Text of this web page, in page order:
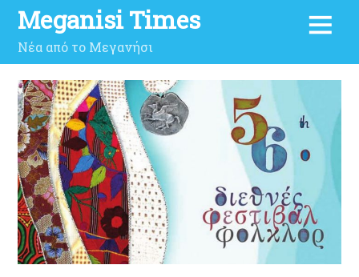
Meganisi Times
Νέα από το Μεγανήσι